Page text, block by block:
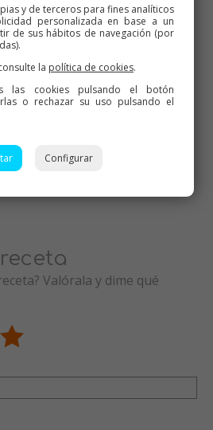
Valórala y dime qué
y de terceros para fines analíticos
personalizada en base a un
de sus hábitos de navegación (por
la política de cookies.
las cookies pulsando el botón
o rechazar su uso pulsando el
Configurar